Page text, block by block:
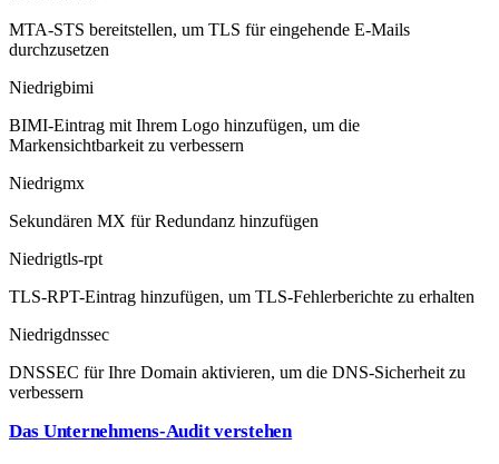
MTA-STS bereitstellen, um TLS für eingehende E-Mails
durchzusetzen
Niedrigbimi
BIMI-Eintrag mit Ihrem Logo hinzufügen, um die
Markensichtbarkeit zu verbessern
Niedrigmx
Sekundären MX für Redundanz hinzufügen
Niedrigtls-rpt
TLS-RPT-Eintrag hinzufügen, um TLS-Fehlerberichte zu erhalten
Niedrigdnssec
DNSSEC für Ihre Domain aktivieren, um die DNS-Sicherheit zu
verbessern
Das Unternehmens-Audit verstehen